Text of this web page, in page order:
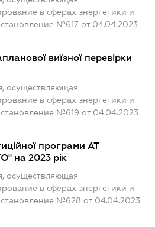
в сферах энергетики и
№617 от 04.04.2023
виїзної перевірки
осуществляющая
в сферах энергетики и
№619 от 04.04.2023
програми АТ
на 2023 рік
осуществляющая
в сферах энергетики и
№628 от 04.04.2023